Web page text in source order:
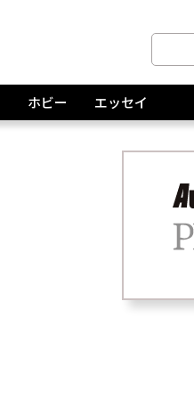
ホビー エッセイ